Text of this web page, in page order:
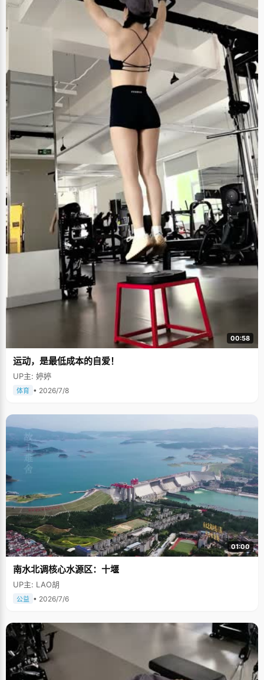
00:58
运动，是最低成本的自爱！
UP主: 婷婷
体育 • 2026/7/8
01:00
南水北调核心水源区：十堰
UP主: LAO胡
公益 • 2026/7/6